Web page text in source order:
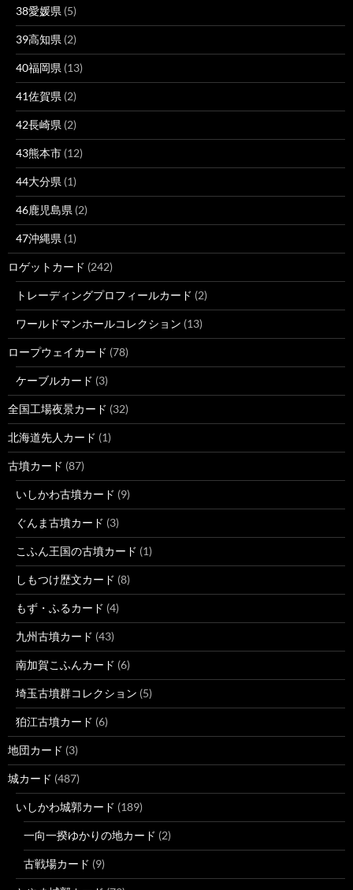
38愛媛県 (5)
39高知県 (2)
40福岡県 (13)
41佐賀県 (2)
42長崎県 (2)
43熊本市 (12)
44大分県 (1)
46鹿児島県 (2)
47沖縄県 (1)
ロゲットカード (242)
トレーディングプロフィールカード (2)
ワールドマンホールコレクション (13)
ロープウェイカード (78)
ケーブルカード (3)
全国工場夜景カード (32)
北海道先人カード (1)
古墳カード (87)
いしかわ古墳カード (9)
ぐんま古墳カード (3)
こふん王国の古墳カード (1)
しもつけ歴文カード (8)
もず・ふるカード (4)
九州古墳カード (43)
南加賀こふんカード (6)
埼玉古墳群コレクション (5)
狛江古墳カード (6)
地団カード (3)
城カード (487)
いしかわ城郭カード (189)
一向一揆ゆかりの地カード (2)
古戦場カード (9)